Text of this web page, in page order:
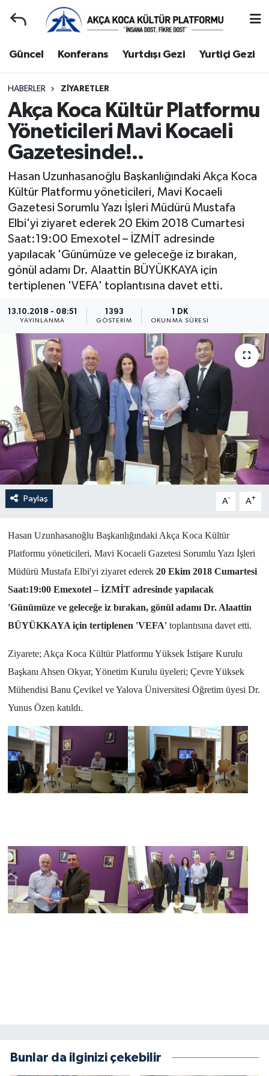
Güncel Konferans Yurtdışı Gezi Yurtiçi Gezi
HABERLER ZIYARETLER
Akça Koca Kültür Platformu
Yöneticileri Mavi Kocaeli
Gazetesinde!..
Hasan Uzunhasanoğlu Başkanlığındaki Akça Koca
Kültür Platformu yöneticileri, Mavi Kocaeli
Gazetesi Sorumlu Yazı İşleri Müdürü Mustafa
Elbi'yi ziyaret ederek 20 Ekim 2018 Cumartesi
Saat:19:00 Emexotel – İZMİT adresinde
yapılacak 'Günümüze ve geleceğe iz bırakan,
gönül adamı Dr. Alaattin BÜYÜKKAYA için
tertiplenen 'VEFA' toplantısına davet etti.
13.10.2018 - 08:51
YAYINLANMA
1393
GÖSTERIM
1 DK
OKUNMA SÜRESI
Paylaş A- A+
Hasan Uzunhasanoğlu Başkanlığındaki Akça Koca Kültür
Platformu yöneticileri, Mavi Kocaeli Gazetesi Sorumlu Yazı İşleri
Müdürü Mustafa Elbi'yi ziyaret ederek 20 Ekim 2018 Cumartesi
Saat:19:00 Emexotel – İZMİT adresinde yapılacak
'Günümüze ve geleceğe iz bırakan, gönül adamı Dr. Alaattin
BÜYÜKKAYA için tertiplenen 'VEFA' toplantısına davet etti.
Ziyarete; Akça Koca Kültür Platformu Yüksek İstişare Kurulu
Başkanı Ahsen Okyar, Yönetim Kurulu üyeleri; Çevre Yüksek
Mühendisi Banu Çevikel ve Yalova Üniversitesi Öğretim üyesi Dr.
Yunus Özen katıldı.
Bunlar da ilginizi çekebilir
Gençlerle Başbaşa
Güncel
Konferans
Yurtiçi Gezi
Ziyaretler
Hakkımızda
Yönetim Kurulu
Yüksek İstişare Kurulu
Sanat
Kocaeli Hava Durumu
Kocaeli Namaz Vakitleri
Kocaeli Trafik Yoğunluk Haritası
Tüm Manşetler
Son Dakika Haberleri
Haber Arşivi